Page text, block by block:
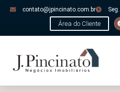
contato@jpincinato.com.br
Área do Cliente